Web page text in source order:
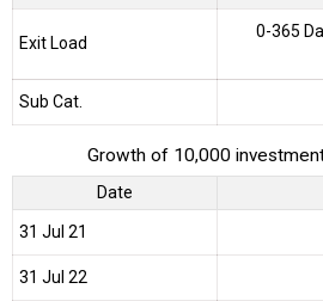
Exit Load
0-365
Sub Cat.
Growth of 10,000
Date
31 Jul 21
31 Jul 22